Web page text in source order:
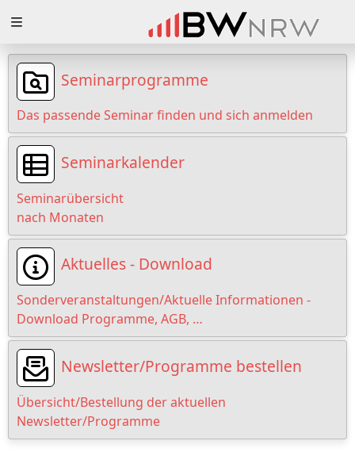
Loading
Loading
Loading
Loading
Loading
Loading
Seminarprogramme
Das passende Seminar finden und sich anmelden
Seminarkalender
Seminarübersicht
nach Monaten
Aktuelles - Download
Sonderveranstaltungen/Aktuelle Informationen -
Download Programme, AGB, …
Newsletter/Programme bestellen
Übersicht/Bestellung der aktuellen
Newsletter/Programme